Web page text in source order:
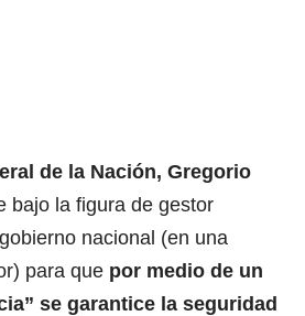
de la Nación, Gregorio
bajo la figura de gestor
nacional (en una
para que por medio de un
se garantice la seguridad